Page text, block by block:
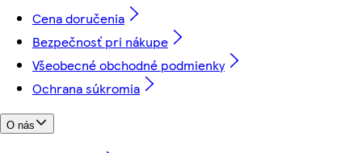
Cena doručenia
Bezpečnosť pri nákupe
Všeobecné obchodné podmienky
Ochrana súkromia
O nás